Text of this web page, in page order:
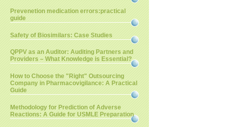
Prevenetion medication errors:practical
guide
Safety of Biosimilars: Case Studies
QPPV as an Auditor: Auditing Partners and
Providers – What Knowledge is Essential?
How to Choose the "Right" Outsourcing
Company in Pharmacovigilance: A Practical
Guide
Methodology for Prediction of Adverse
Reactions: A Guide for USMLE Preparation